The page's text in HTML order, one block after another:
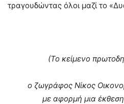
τραγουδώντας όλοι μαζί το
(Το κείμενο
ο ζωγράφος Νίκος
με αφορμή μια